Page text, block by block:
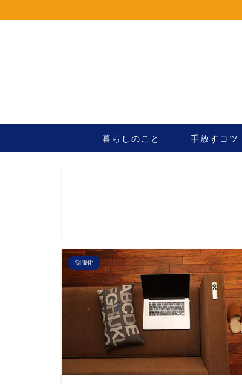
暮らしのこと 手放すコツ
制服化